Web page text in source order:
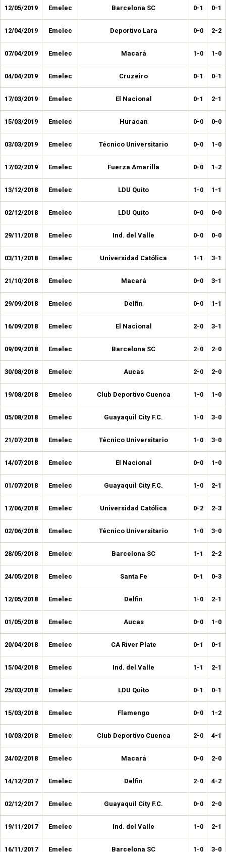
12/05/2019 Emelec Barcelona SC 0-1 0-1
12/04/2019 Emelec Deportivo Lara 0-0 2-2
07/04/2019 Emelec Macará 1-0 1-0
04/04/2019 Emelec Cruzeiro 0-1 0-1
17/03/2019 Emelec El Nacional 0-1 2-1
15/03/2019 Emelec Huracan 0-0 0-0
03/03/2019 Emelec Técnico Universitario 0-0 1-0
17/02/2019 Emelec Fuerza Amarilla 0-0 1-2
13/12/2018 Emelec LDU Quito 1-0 1-1
02/12/2018 Emelec LDU Quito 0-0 0-0
29/11/2018 Emelec Ind. del Valle 0-0 0-0
03/11/2018 Emelec Universidad Católica 1-1 3-1
21/10/2018 Emelec Macará 0-0 3-1
29/09/2018 Emelec Delfin 0-0 1-1
16/09/2018 Emelec El Nacional 2-0 3-1
09/09/2018 Emelec Barcelona SC 2-0 2-0
30/08/2018 Emelec Aucas 2-0 2-0
19/08/2018 Emelec Club Deportivo Cuenca 1-0 1-0
05/08/2018 Emelec Guayaquil City F.C. 1-0 3-0
21/07/2018 Emelec Técnico Universitario 1-0 3-0
14/07/2018 Emelec El Nacional 0-0 1-0
01/07/2018 Emelec Guayaquil City F.C. 1-0 2-1
17/06/2018 Emelec Universidad Católica 0-2 2-3
02/06/2018 Emelec Técnico Universitario 1-0 3-0
28/05/2018 Emelec Barcelona SC 1-1 2-2
24/05/2018 Emelec Santa Fe 0-1 0-3
12/05/2018 Emelec Delfin 1-0 2-1
01/05/2018 Emelec Aucas 0-0 1-0
20/04/2018 Emelec CA River Plate 0-1 0-1
15/04/2018 Emelec Ind. del Valle 1-1 2-1
25/03/2018 Emelec LDU Quito 0-1 0-1
15/03/2018 Emelec Flamengo 0-0 1-2
10/03/2018 Emelec Club Deportivo Cuenca 2-0 4-1
24/02/2018 Emelec Macará 0-0 2-0
14/12/2017 Emelec Delfin 2-0 4-2
02/12/2017 Emelec Guayaquil City F.C. 0-0 2-0
19/11/2017 Emelec Ind. del Valle 1-0 2-1
16/11/2017 Emelec Barcelona SC 1-0 3-0